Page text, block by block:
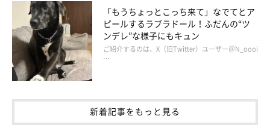
「もうちょっとこっち来て」なでてとア
ピールするラブラドール！ふだんの“ツ
ンデレ”な様子にもキュン
ご紹介するのは、X（旧Twitter）ユーザー＠N_oooi
…
新着記事をもっと見る